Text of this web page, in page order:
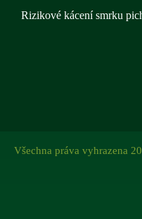
Rizikové kácení smrku
Všechna práva vyhrazena